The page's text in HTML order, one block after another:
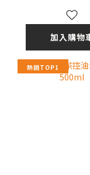
加入購物
熱銷TOP1